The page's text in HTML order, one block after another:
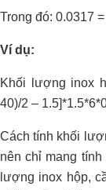
Trong đó: 0.0317
Ví dụ:
Khối lượng inox
40)/2 –
Cách tính khối
nên chỉ mang
lượng inox hộp,